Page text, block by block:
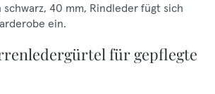
schwarz, 40 mm, Rindleder fügt sich
ein.
für gepflegte